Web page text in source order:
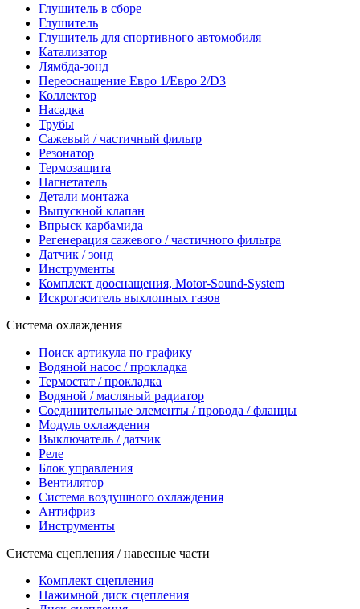
Глушитель в сборе
Глушитель
Глушитель для спортивного автомобиля
Катализатор
Лямбда-зонд
Переоснащение Евро 1/Евро 2/D3
Коллектор
Насадка
Трубы
Сажевый / частичный фильтр
Резонатор
Термозащита
Нагнетатель
Детали монтажа
Выпускной клапан
Впрыск карбамида
Регенерация сажевого / частичного фильтра
Датчик / зонд
Инструменты
Комплект дооснащения, Motor-Sound-System
Искрогаситель выхлопных газов
Система охлаждения
Поиск артикула по графику
Водяной насос / прокладка
Термостат / прокладка
Водяной / масляный радиатор
Соединительные элементы / провода / фланцы
Модуль охлаждения
Выключатель / датчик
Реле
Блок управления
Вентилятор
Система воздушного охлаждения
Антифриз
Инструменты
Система сцепления / навесные части
Комплект сцепления
Нажимной диск сцепления